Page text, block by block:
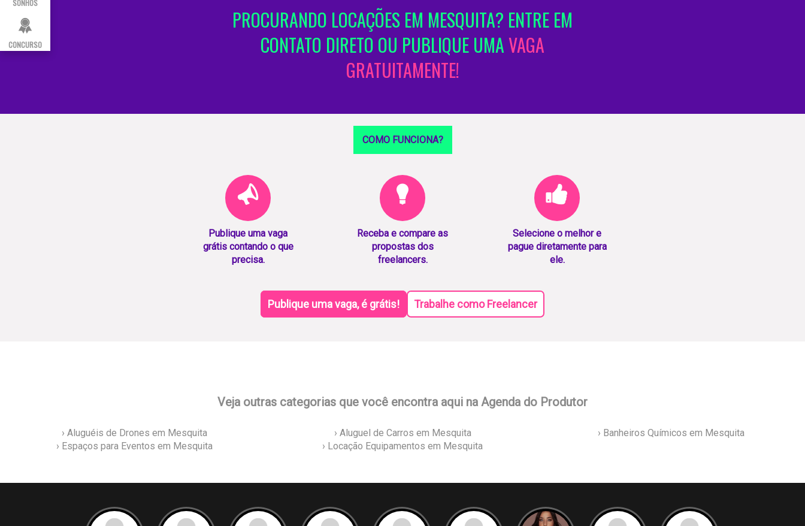
SONHOS
CONCURSO
PROCURANDO LOCAÇÕES EM MESQUITA? ENTRE EM
CONTATO DIRETO OU PUBLIQUE UMAVAGA
GRATUITAMENTE!
COMO FUNCIONA?
Publique uma vaga
grátis contando o que
precisa.
Receba e compare as
propostas dos
freelancers.
Selecione o melhor e
pague diretamente para
ele.
Publique uma vaga, é grátis! Trabalhe como Freelancer
Veja outras categorias que você encontra aqui na Agenda do Produtor
› Aluguéis de Drones em Mesquita › Aluguel de Carros em Mesquita
› Banheiros Químicos em Mesquita
› Espaços para Eventos em Mesquita
› Locação Equipamentos em Mesquita